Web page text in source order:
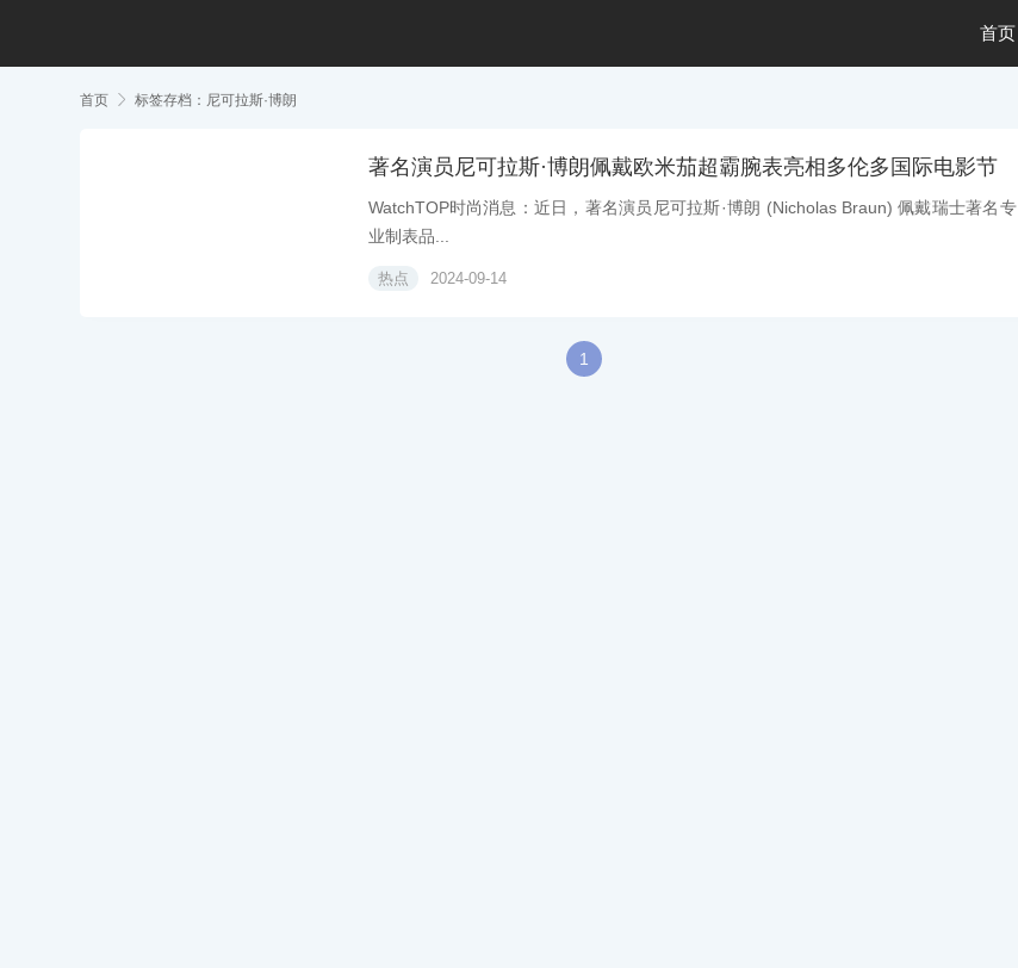
首页
首页  标签存档：尼可拉斯·博朗
著名演员尼可拉斯·博朗佩戴欧米茄超霸腕表亮相多伦多国际电影节
WatchTOP时尚消息：近日，著名演员尼可拉斯·博朗 (Nicholas Braun) 佩戴瑞士著名专
业制表品...
热点 2024-09-14
1